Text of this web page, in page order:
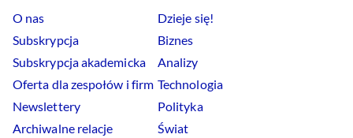
O nas
Subskrypcja
Subskrypcja akademicka
Oferta dla zespołów i firm
Newslettery
Archiwalne relacje
Dzieje się!
Biznes
Analizy
Technologia
Polityka
Świat